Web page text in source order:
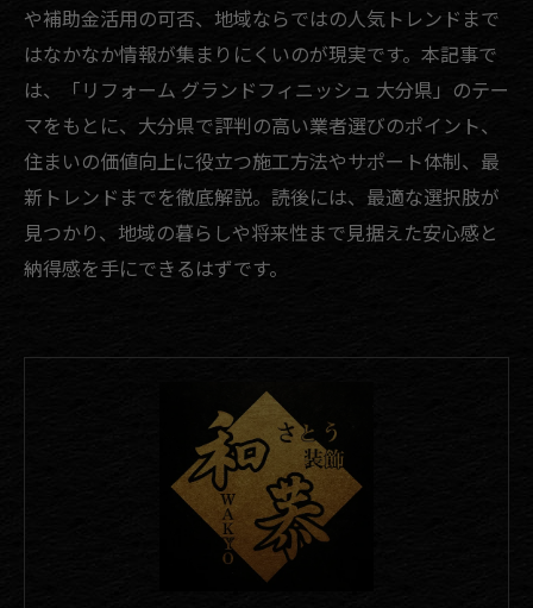
や補助金活用の可否、地域ならではの人気トレンドまで
はなかなか情報が集まりにくいのが現実です。本記事で
は、「リフォーム グランドフィニッシュ 大分県」のテー
マをもとに、大分県で評判の高い業者選びのポイント、
住まいの価値向上に役立つ施工方法やサポート体制、最
新トレンドまでを徹底解説。読後には、最適な選択肢が
見つかり、地域の暮らしや将来性まで見据えた安心感と
納得感を手にできるはずです。